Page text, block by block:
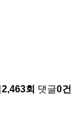
2,463회 댓글0건